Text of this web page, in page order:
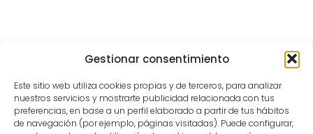
Gestionar consentimiento
Este sitio web utiliza cookies propias y de terceros, para analizar
nuestros servicios y mostrarte publicidad relacionada con tus
preferencias, en base a un perfil elaborado a partir de tus hábitos
de navegación (por ejemplo, páginas visitadas). Puede configurar,
Aviso Legal
Política de privacidad
Política de cookies
Condiciones de contratación